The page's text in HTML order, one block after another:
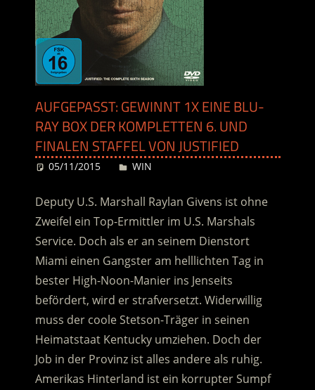
AUFGEPASST: GEWINNT 1X EINE BLU-
RAY BOX DER KOMPLETTEN 6. UND
FINALEN STAFFEL VON JUSTIFIED
05/11/2015 Desiree
WIN
Deputy U.S. Marshall Raylan Givens ist ohne
Zweifel ein Top-Ermittler im U.S. Marshals
Service. Doch als er an seinem Dienstort
Miami einen Gangster am helllichten Tag in
bester High-Noon-Manier ins Jenseits
befördert, wird er strafversetzt. Widerwillig
muss der coole Stetson-Träger in seinen
Heimatstaat Kentucky umziehen. Doch der
Job in der Provinz ist alles andere als ruhig.
Amerikas Hinterland ist ein korrupter Sumpf